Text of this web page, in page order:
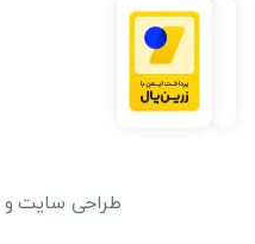
طراحی سایت و